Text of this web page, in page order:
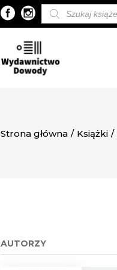
Wyszukiwarka
produktów
Strona główna / Książki /
AUTORZY